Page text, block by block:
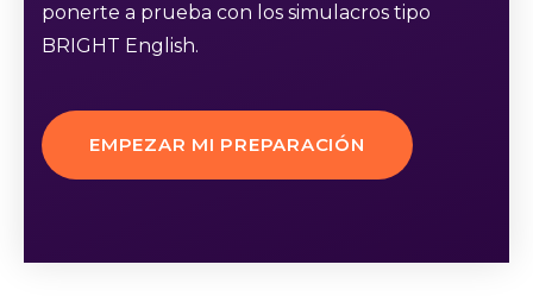
ponerte a prueba con los simulacros tipo
BRIGHT English.
EMPEZAR MI PREPARACIÓN